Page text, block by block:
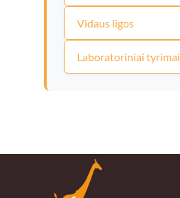
Vidaus ligos
Laboratoriniai tyrimai